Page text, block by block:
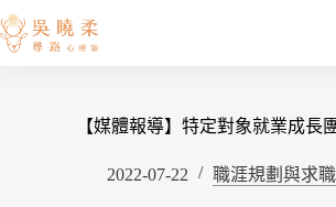
跳
至
【媒體報導】特定對象就業成長
2022-07-22 職涯規劃與求